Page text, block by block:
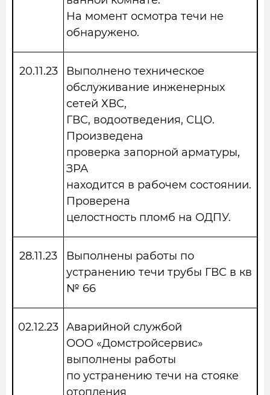
На момент осмотра течи не
обнаружено.
20.11.23
Выполнено техническое
обслуживание инженерных
сетей ХВС,
ГВС, водоотведения, СЦО.
Произведена
проверка запорной арматуры,
ЗРА
находится в рабочем состоянии.
Проверена
целостность пломб на ОДПУ.
28.11.23
Выполнены работы по
устранению течи трубы ГВС в кв
№ 66
02.12.23 Аварийной службой
ООО «Домстройсервис»
выполнены работы
по устранению течи на стояке
отопления